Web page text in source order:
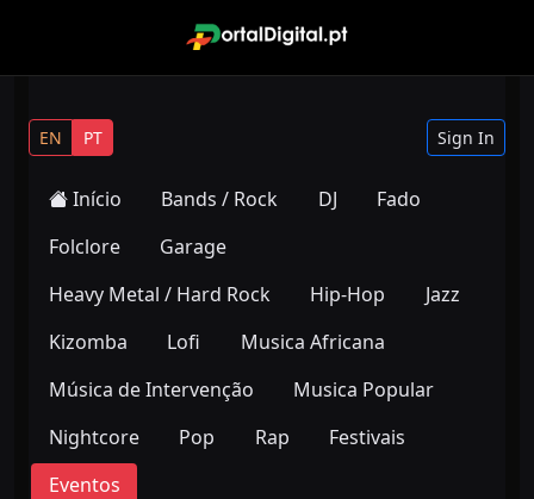
EN PT Sign In
Início Bands / Rock DJ
Fado
Folclore
Garage
Heavy Metal / Hard Rock
Hip-Hop
Jazz
Kizomba
Lofi
Musica Africana
Música de Intervenção
Musica Popular
Nightcore
Pop Rap
Festivais
Eventos